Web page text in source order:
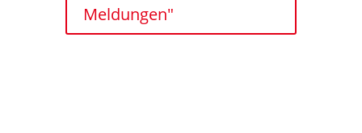
Meldungen"